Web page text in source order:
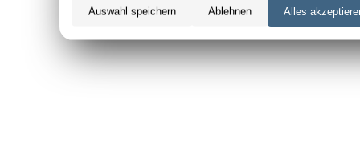
Auswahl speichern Ablehnen Alles